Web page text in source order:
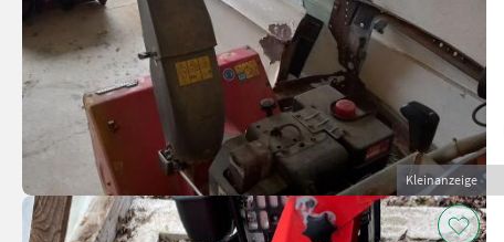
Kleinanzeige